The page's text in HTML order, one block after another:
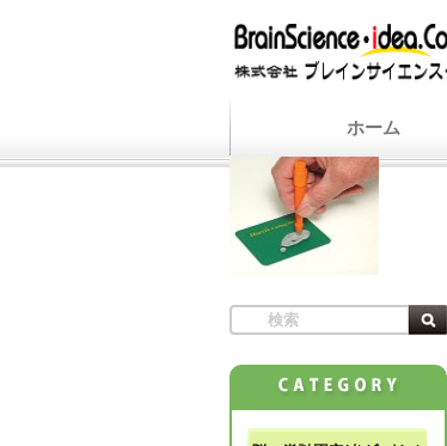
ホーム